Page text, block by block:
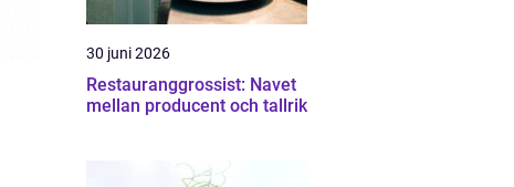
30 juni 2026
Restauranggrossist: Navet
mellan producent och tallrik